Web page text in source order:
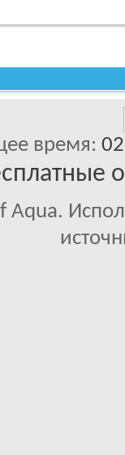
время: